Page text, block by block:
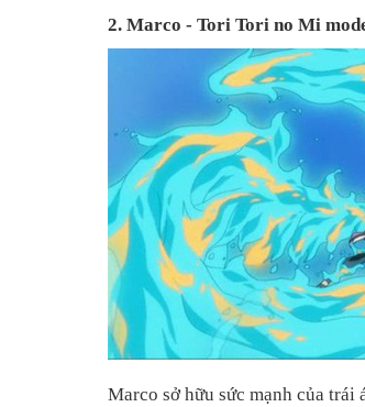
2. Marco - Tori Tori no Mi
Marco sở hữu sức mạnh của